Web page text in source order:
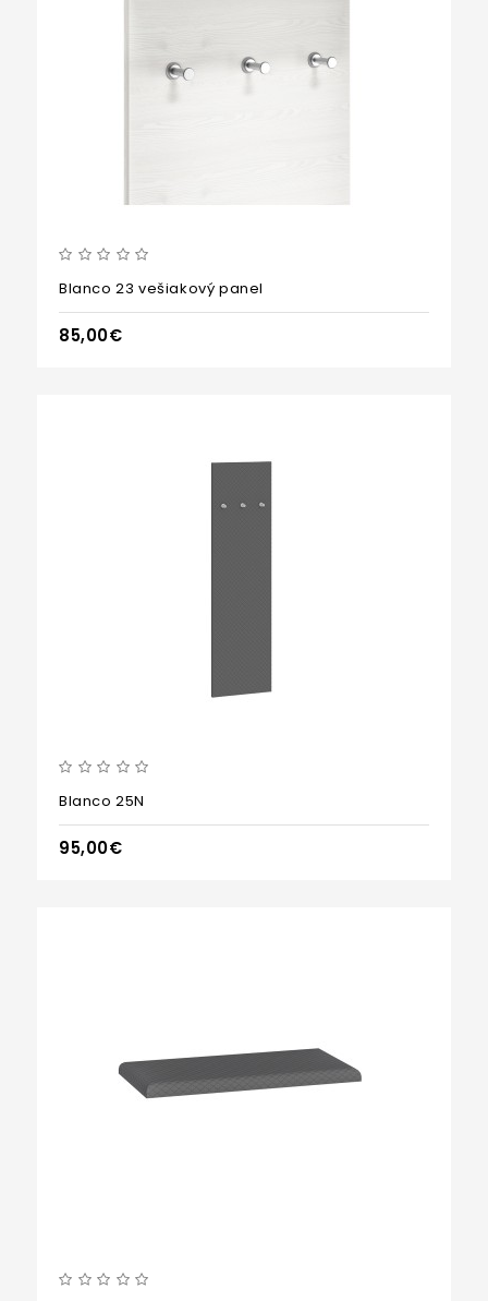
Blanco 23 vešiakový panel
85,00€
Blanco 25N
95,00€